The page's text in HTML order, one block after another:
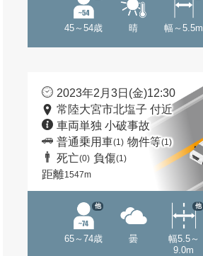
45～54歳 晴 幅～5.5m
2023年2月3日(金)12:30
常陸大宮市北塩子 付近
車両単独 小破事故
普通乗用車(1) 物件等(1)
死亡(0) 負傷(1)
距離1547m
65～74歳
他
曇
幅5.5～
9.0m
他